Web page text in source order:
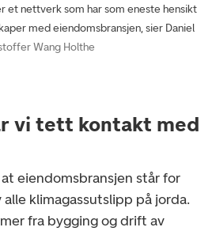
et nettverk som har som eneste hensikt
med eiendomsbransjen, sier Daniel
Wang Holthe
vi tett kontakt med
eiendomsbransjen står for
klimagassutslipp på jorda.
fra bygging og drift av